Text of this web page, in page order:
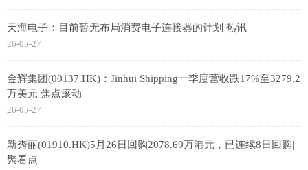
天海电子：目前暂无布局消费电子连接器的计划 热讯
26-05-27
金辉集团(00137.HK)：Jinhui Shipping一季度营收跌17%至3279.2
万美元 焦点滚动
26-05-27
新秀丽(01910.HK)5月26日回购2078.69万港元，已连续8日回购|
聚看点